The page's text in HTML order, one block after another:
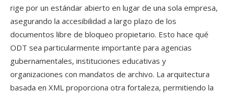
rige por un estándar abierto en lugar de una sola empresa,
asegurando la accesibilidad a largo plazo de los
documentos libre de bloqueo propietario. Esto hace qué
ODT sea particularmente importante para agencias
gubernamentales, instituciones educativas y
organizaciones con mandatos de archivo. La arquitectura
basada en XML proporciona otra fortaleza, permitiendo la